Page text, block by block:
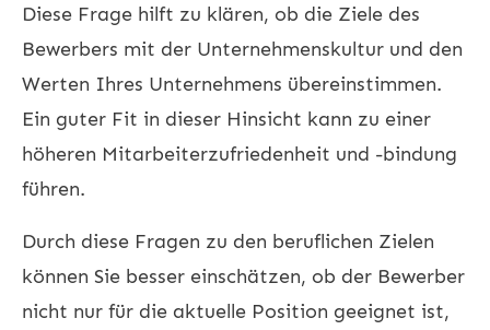
Diese Frage hilft zu klären, ob die Ziele des
Bewerbers mit der Unternehmenskultur und den
Werten Ihres Unternehmens übereinstimmen.
Ein guter Fit in dieser Hinsicht kann zu einer
höheren Mitarbeiterzufriedenheit und -bindung
führen.
Durch diese Fragen zu den beruflichen Zielen
können Sie besser einschätzen, ob der Bewerber
nicht nur für die aktuelle Position geeignet ist,